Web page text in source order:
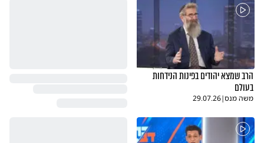
הרב שמצא יהודים בפינות הנידחות
בעולם
משה מנס|
29.07.26